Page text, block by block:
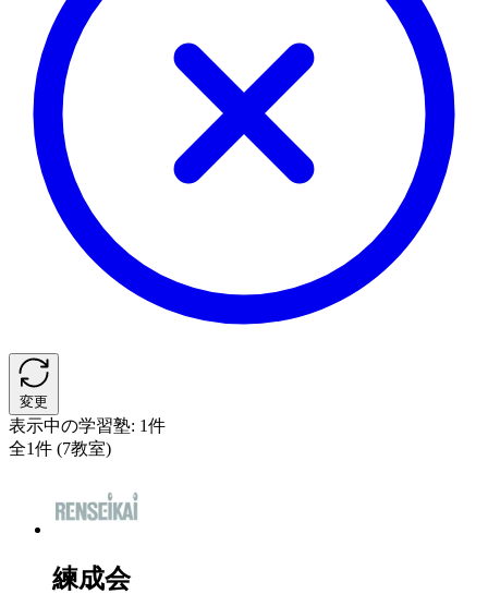
変更
表示中の学習塾: 1件
全1件 (7教室)
練成会